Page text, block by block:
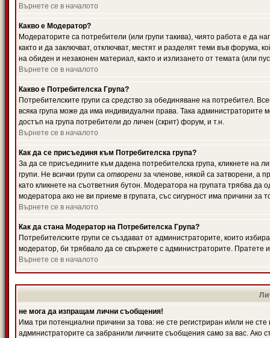
Върнете се в началото
Какво е Модератор?
Модераторите са потребители (или групи такива), чиято работа е да
както и да заключват, отключват, местят и разделят теми във форума,
на обиден и незаконен материал, както и излизането от темата (или
Върнете се в началото
Какво е Потребителска Група?
Потребителските групи са средство за обединяване на потребител.
всяка група може да има индивидуални права. Така
достъп на група потребители до личен (скрит) форум, и т.н.
Върнете се в началото
Как да се присъединя към Потребителска група?
За да се присъедините към дадена потребителска група, кликнете на
групи. Не всички групи са отворени за членове, някой са затворени, а
като кликнете на съответния бутон. Модератора на групата трябва
модератора ако не ви приеме в групата, със сигурност има причини за
Върнете се в началото
Как да стана Модератор на Потребителска Група?
Потребителските групи се създават от администраторите, които
модератор, би трябвало да се свържете с администраторите.
Върнете се в началото
не мога да изпращам лични съобщения!
Има три потенциални причини за това: не сте регистриран и/или не
администраторите са забранили личните съобщения само за вас. Ако